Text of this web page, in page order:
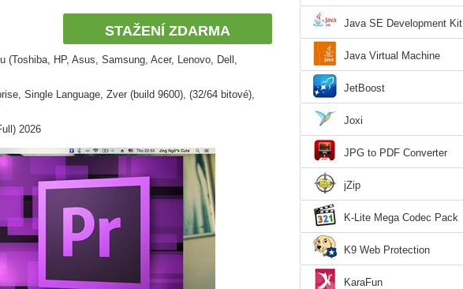
STAŽENÍ ZDARMA
HP, Asus, Samsung, Acer, Lenovo, Dell,
Single Language, Zver (build 9600), (32/64 bitové),
2026
Java SE Development Kit
Java Virtual Machine
JetBoost
Joxi
JPG to PDF Converter
jZip
K-Lite Mega Codec Pack
K9 Web Protection
KaraFun